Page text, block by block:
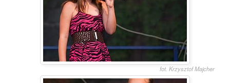
fot. Krzysztof Majcher